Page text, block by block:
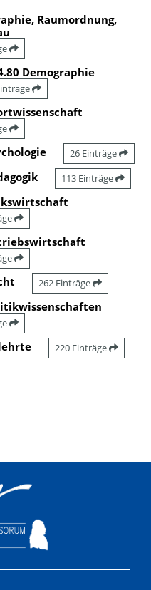
Raumordnung,
Demographie
26 Einträge
113 Einträge
262 Einträge
220 Einträge